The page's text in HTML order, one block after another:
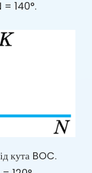
= 140°.
кута BOC.